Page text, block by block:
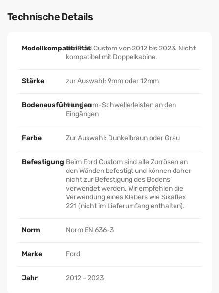
Technische Details
ModellkompatibilitätFür Ford Custom von 2012 bis 2023. Nicht
kompatibel mit Doppelkabine.
Stärke zur Auswahl: 9mm oder 12mm
BodenausführungenAluminium-Schwellerleisten an den
Eingängen
Farbe Zur Auswahl: Dunkelbraun oder Grau
Befestigung Beim Ford Custom sind alle Zurrösen an
den Wänden befestigt und können daher
nicht zur Befestigung des Bodens
verwendet werden. Wir empfehlen die
Verwendung eines Klebers wie Sikaflex
221 (nicht im Lieferumfang enthalten).
Norm Norm EN 636-3
Marke Ford
Jahr 2012 - 2023